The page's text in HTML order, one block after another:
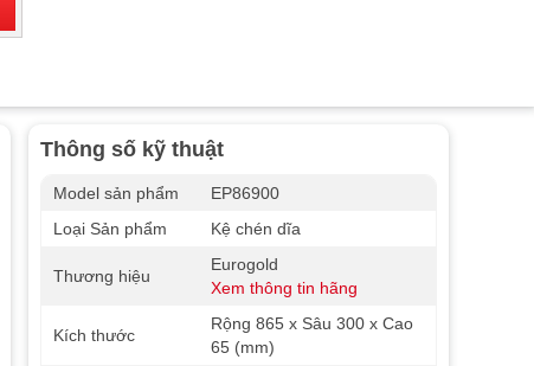
Thông số kỹ thuật
Model sản phẩm
EP86900
Loại Sản phẩm
Kệ chén dĩa
Thương hiệu
Eurogold
Xem thông tin hãng
Kích thước
Rộng 865 x Sâu 300 x Cao
65 (mm)